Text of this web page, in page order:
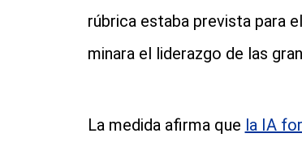
rúbrica estaba prevista para
minara el liderazgo de las
La medida afirma que la IA